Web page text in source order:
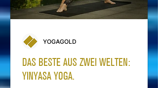
DAS BESTE AUS ZWEI WELTEN:
YINYASA YOGA.
YOGAGOLD